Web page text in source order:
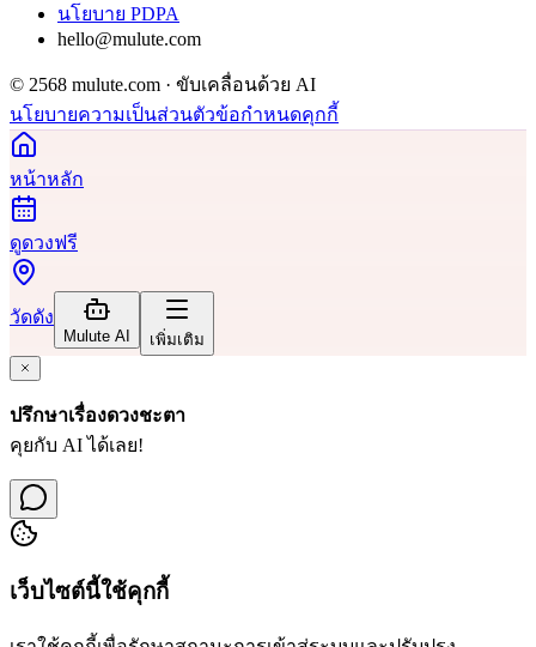
นโยบาย PDPA
hello@mulute.com
© 2568 mulute.com · ขับเคลื่อนด้วย AI
นโยบายความเป็นส่วนตัวข้อกำหนดคุกกี้
หน้าหลัก
ดูดวงฟรี
วัดดัง
Mulute AI เพิ่มเติม
ปรึกษาเรื่องดวงชะตา
คุยกับ AI ได้เลย!
เว็บไซต์นี้ใช้คุกกี้